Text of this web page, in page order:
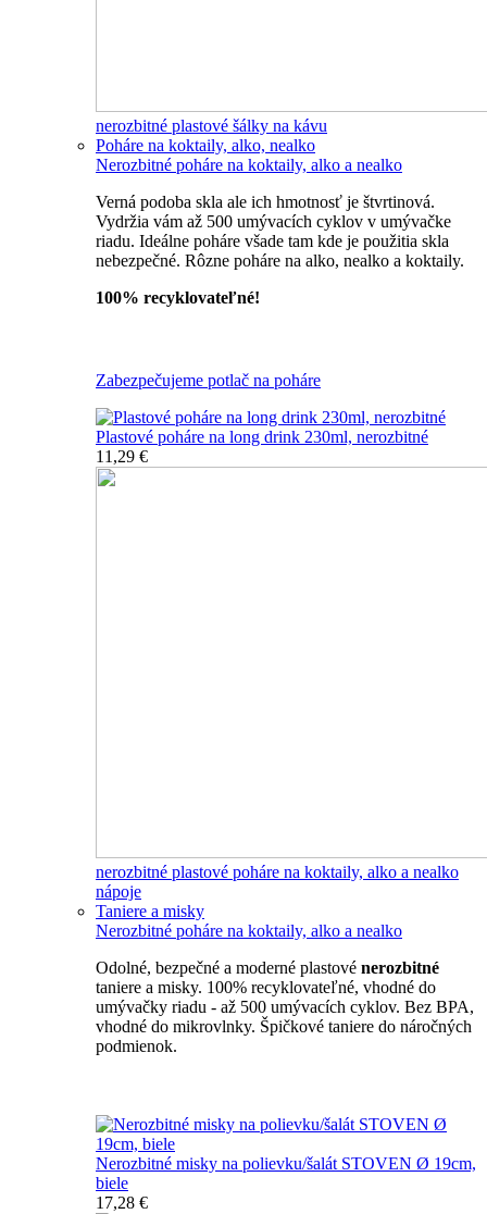
nerozbitné plastové šálky na kávu
Poháre na koktaily, alko, nealko
Nerozbitné poháre na koktaily, alko a nealko
Verná podoba skla ale ich hmotnosť je štvrtinová.
Vydržia vám až 500 umývacích cyklov v umývačke
riadu. Ideálne poháre všade tam kde je použitia skla
nebezpečné. Rôzne poháre na alko, nealko a koktaily.
100% recyklovateľné!
Zabezpečujeme potlač na poháre
Plastové poháre na long drink 230ml, nerozbitné
11,29 €
nerozbitné plastové poháre na koktaily, alko a nealko
nápoje
Taniere a misky
Nerozbitné poháre na koktaily, alko a nealko
Odolné, bezpečné a moderné plastové nerozbitné
taniere a misky. 100% recyklovateľné, vhodné do
umývačky riadu - až 500 umývacích cyklov. Bez BPA,
vhodné do mikrovlnky. Špičkové taniere do náročných
podmienok.
Nerozbitné misky na polievku/šalát STOVEN Ø 19cm,
biele
17,28 €